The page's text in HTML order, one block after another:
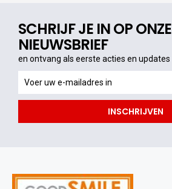
SCHRIJF JE IN OP ONZE
NIEUWSBRIEF
en ontvang als eerste acties en updates
ontvang
als
acties
INSCHRIJVEN